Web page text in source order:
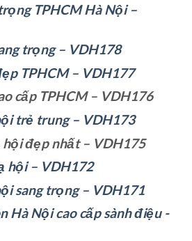
TPHCM Hà Nội –
trọng – VDH178
TPHCM – VDH177
cấp TPHCM – VDH176
trẻ trung – VDH173
đẹp nhất – VDH175
hội – VDH172
sang trọng – VDH171
Hà Nội cao cấp sành điệu -